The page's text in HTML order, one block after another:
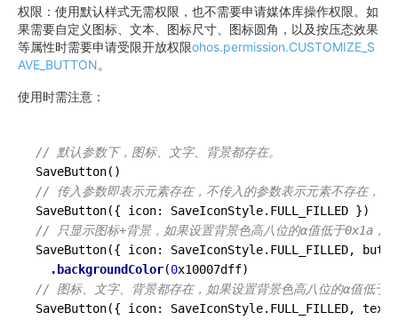
权限：使用默认样式无需权限，也不需要申请媒体库操作权限。如
果需要自定义图标、文本、图标尺寸、图标圆角，以及按压态效果
等属性时需要申请受限开放权限ohos.permission.CUSTOMIZE_S
AVE_BUTTON。
使用时需注意：
// 默认参数下，图标、文字、背景都存在。
SaveButton()
// 传入参数即表示元素存在，不传入的参数表示元素不存在，
SaveButton({ icon: SaveIconStyle.FULL_FILLED })
// 只显示图标+背景，如果设置背景色高八位的α值低于0x1a，
SaveButton({ icon: SaveIconStyle.FULL_FILLED,
.backgroundColor(0
// 图标、文字、背景都存在，如果设置背景色高八位的α值低于
SaveButton({ icon: SaveIconStyle.FULL_FILLED, text: